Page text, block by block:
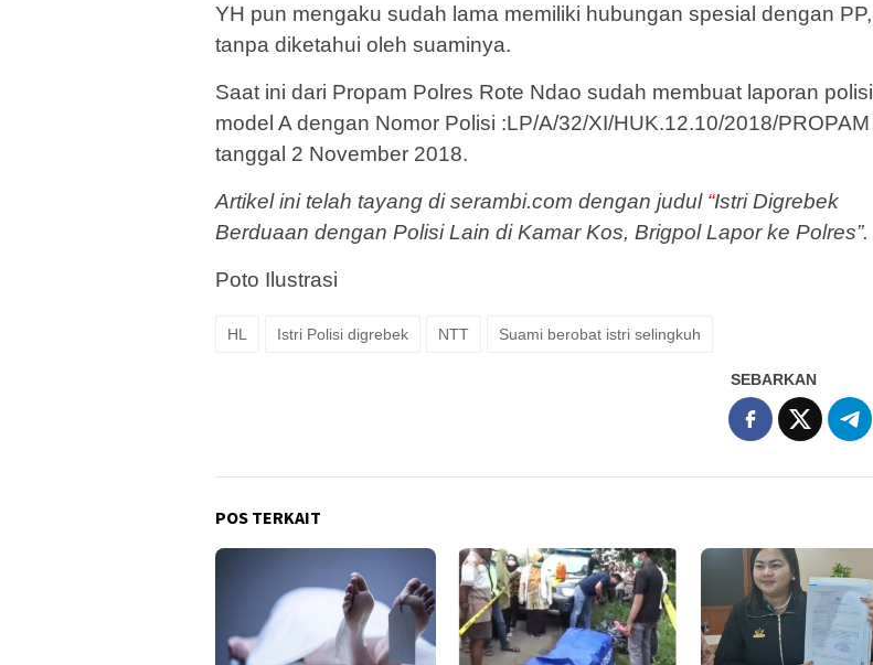
YH pun mengaku sudah lama memiliki hubungan spesial dengan PP,
tanpa diketahui oleh suaminya.
Saat ini dari Propam Polres Rote Ndao sudah membuat laporan polisi
model A dengan Nomor Polisi :LP/A/32/XI/HUK.12.10/2018/PROPAM
tanggal 2 November 2018.
Artikel ini telah tayang di serambi.com dengan judul “Istri Digrebek
Berduaan dengan Polisi Lain di Kamar Kos, Brigpol Lapor ke Polres”.
Poto Ilustrasi
HL Istri Polisi digrebek NTT Suami berobat istri selingkuh
SEBARKAN
POS TERKAIT